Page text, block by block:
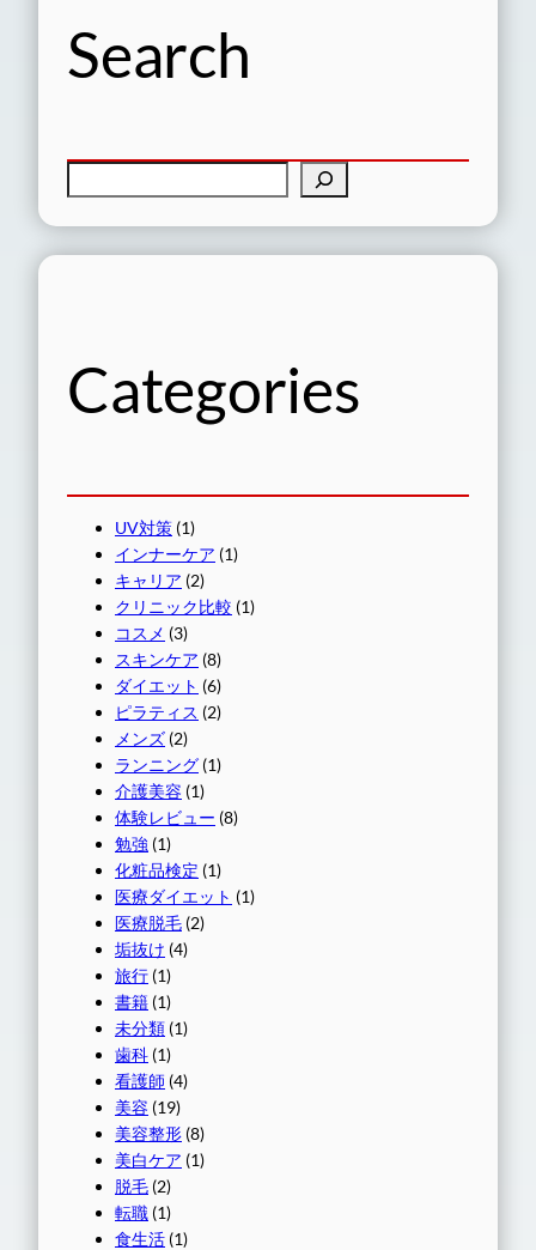
Search
Categories
UV対策 (1)
インナーケア (1)
キャリア (2)
クリニック比較 (1)
コスメ (3)
スキンケア (8)
ダイエット (6)
ピラティス (2)
メンズ (2)
ランニング (1)
介護美容 (1)
体験レビュー (8)
勉強 (1)
化粧品検定 (1)
医療ダイエット (1)
医療脱毛 (2)
垢抜け (4)
旅行 (1)
書籍 (1)
未分類 (1)
歯科 (1)
看護師 (4)
美容 (19)
美容整形 (8)
美白ケア (1)
脱毛 (2)
転職 (1)
食生活 (1)